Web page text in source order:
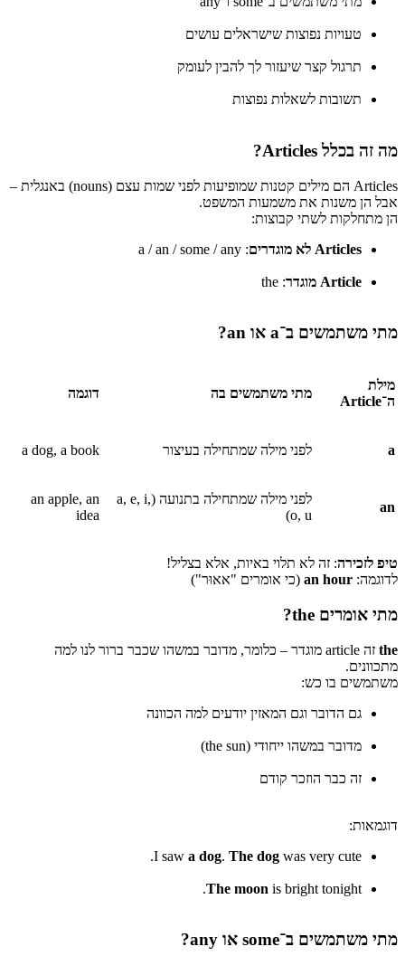
טעויות נפוצות שישראלים עושים
תרגול קצר שיעזור לך להבין לעומק
תשובות לשאלות נפוצות
מה זה בכלל Articles?
Articles הם מילים קטנות שמופיעות לפני שמות עצם (nouns) באנגלית –
אבל הן משנות את משמעות המשפט.
הן מתחלקות לשתי קבוצות:
Articles לא מוגדרים
: a / an / some / any
Article מוגדר : the
מתי משתמשים ב־a או an?
מילת
ה־Article
מתי משתמשים בה דוגמה
a לפני מילה שמתחילה בעיצור a dog, a book
an
לפני מילה שמתחילה בתנועה (a, e, i,
o, u)
an apple, an
idea
טיפ לזכירה: זה לא תלוי באיות, אלא בצליל!
לדוגמה: an hour (כי אומרים "אאוּר")
מתי אומרים the?
the
זה article מוגדר – כלומר, מדובר במשהו שכבר ברור לנו למה
מתכוונים.
משתמשים בו כש:
גם הדובר וגם המאזין יודעים למה הכוונה
מדובר במשהו ייחודי (the sun)
זה כבר הוזכר קודם
דוגמאות:
I saw a dog. The dog was very cute.
The moon is bright tonight.
מתי משתמשים ב־some או any?